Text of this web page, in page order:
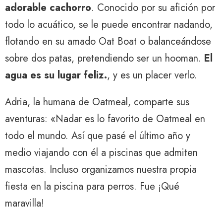
adorable cachorro. Conocido por su afición por
todo lo acuático, se le puede encontrar nadando,
flotando en su amado Oat Boat o balanceándose
sobre dos patas, pretendiendo ser un hooman. El
agua es su lugar feliz., y es un placer verlo.
Adria, la humana de Oatmeal, comparte sus
aventuras: «Nadar es lo favorito de Oatmeal en
todo el mundo. Así que pasé el último año y
medio viajando con él a piscinas que admiten
mascotas. Incluso organizamos nuestra propia
fiesta en la piscina para perros. Fue ¡Qué
maravilla!